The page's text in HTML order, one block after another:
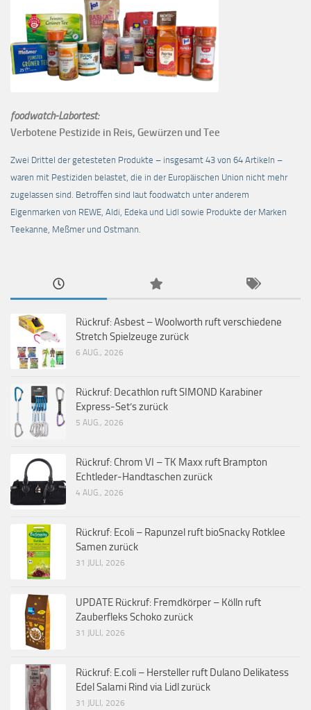
foodwatch-Labortest:
Verbotene Pestizide in Reis, Gewürzen und Tee
Zwei Drittel der getesteten Produkte – insgesamt 43 von 64 Artikeln –
waren mit Pestiziden belastet, die in der Europäischen Union nicht mehr
zugelassen sind. Betroffen sind laut foodwatch unter anderem
Eigenmarken von REWE, Aldi, Edeka und Lidl sowie Produkte der Marken
Teekanne, Meßmer und Ostmann.
Rückruf: Asbest – Woolworth ruft verschiedene
Stretch Spielzeuge zurück
6 AUG., 2026
Rückruf: Decathlon ruft SIMOND Karabiner
Express-Set’s zurück
5 AUG., 2026
Rückruf: Chrom VI – TK Maxx ruft Brampton
Echtleder-Handtaschen zurück
4 AUG., 2026
Rückruf: Ecoli – Rapunzel ruft bioSnacky Rotklee
Samen zurück
31 JULI, 2026
UPDATE Rückruf: Fremdkörper – Kölln ruft
Zauberfleks Schoko zurück
31 JULI, 2026
Rückruf: E.coli – Hersteller ruft Dulano Delikatess
Edel Salami Rind via Lidl zurück
31 JULI, 2026